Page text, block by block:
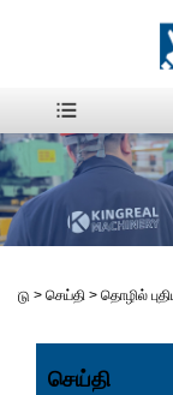
வீடு > செய்தி > தொழில்
செய்தி